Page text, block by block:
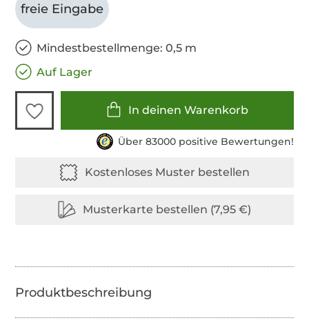
freie Eingabe
Mindestbestellmenge: 0,5 m
Auf Lager
In deinen Warenkorb
Über 83000 positive Bewertungen!